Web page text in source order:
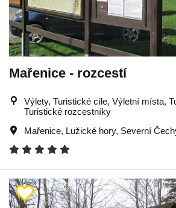
Mařenice - rozcestí
Výlety, Turistické cíle, Výletní místa,
Turistické rozcestníky
Mařenice, Lužické hory, Severní